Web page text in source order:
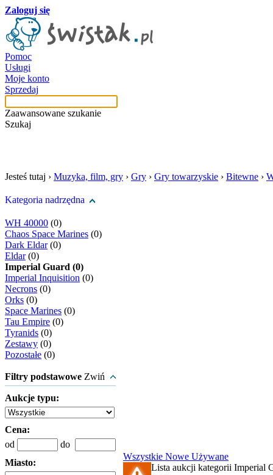
Zaloguj się
Pomoc
Usługi
Moje konto
Sprzedaj
Zaawansowane szukanie
Szukaj
Jesteś tutaj › Muzyka, film, gry › Gry › Gry towarzyskie › Bitewne ›
Kategoria nadrzędna
WH 40000 (0)
Chaos Space Marines (0)
Dark Eldar(0)
Eldar(0)
Imperial Guard (0)
Imperial Inquisition (0)
Necrons (0)
Orks (0)
Space Marines (0)
Tau Empire (0)
Tyranids (0)
Zestawy (0)
Pozostałe (0)
Filtry podstawowe Zwiń
Aukcje typu:
Cena:
od
do
Miasto:
Wszystkie Nowe Używane
Lista aukcji kategorii Imperial